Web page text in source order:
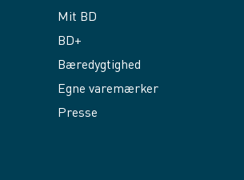
Mit BD
BD+
Bæredygtighed
Egne varemærker
Presse